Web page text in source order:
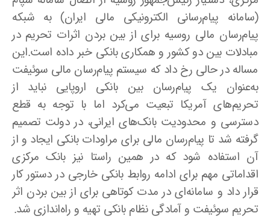
(سامانه پیام‌رسانی الکترونیکی مالی ایران) به شبکه
پیام‌رسان مالی روسیه برای از بین بردن اثرات تحریم در
مبادلات بین دو کشور و همکاری بانکی خبر داده است.این
مساله در حالی رخ داد که سیستم پیام‌رسان مالی سوئیفت
به‌عنوان یک پیام‌رسان بین بانکی اروپایی نباید از
تحریم‌های آمریکا تبعیت می‌کرد اما با توجه به قطع
دسترسی و محدودیت بانک‌های ایرانی، در دولت تصمیم
گرفته شد تا پیام‌رسان مالی برای مراودات بانکی ایجاد و از
آن استفاده شود که در همین راستا نیز بانک مرکزی
اقداماتی مهم برای ادامه روابط بانکی خارجی در دستور کار
قرار داد و سامانه‌ای در مدت کوتاهی برای از بین بردن اثر
تحریم سوئیفت و آمادگی نظام بانکی تهیه و راه‌اندازی شد.